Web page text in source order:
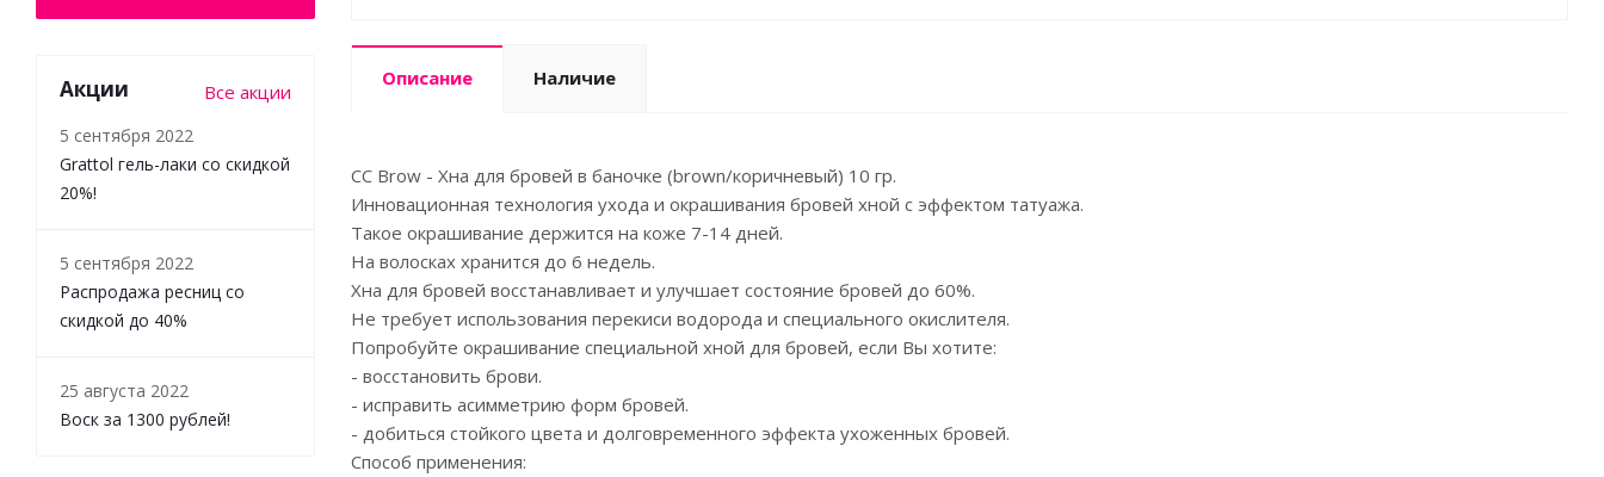
Описание Наличие
CC Brow - Хна для бровей в баночке (brown/коричневый) 10 гр.
Инновационная технология ухода и окрашивания бровей хной с эффектом татуажа.
Такое окрашивание держится на коже 7-14 дней.
На волосках хранится до 6 недель.
Хна для бровей восстанавливает и улучшает состояние бровей до 60%.
Не требует использования перекиси водорода и специального окислителя.
Попробуйте окрашивание специальной хной для бровей, если Вы хотите:
- восстановить брови.
- исправить асимметрию форм бровей.
- добиться стойкого цвета и долговременного эффекта ухоженных бровей.
Способ применения:
Акции Все акции
5 сентября 2022
Grattol гель-лаки со скидкой
20%!
5 сентября 2022
Распродажа ресниц со
скидкой до 40%
25 августа 2022
Воск за 1300 рублей!